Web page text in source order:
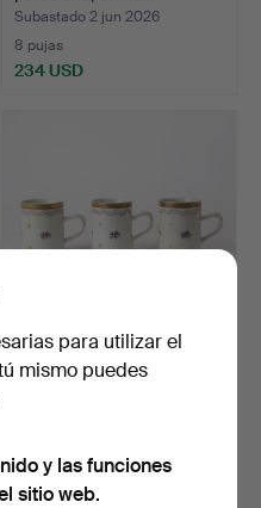
Subastado 2 jun 2026
8 pujas
234 USD
TAZAS. 3 uds., porcelana,
159 USD
para utilizar el
mismo puedes
y las funciones
sitio web.